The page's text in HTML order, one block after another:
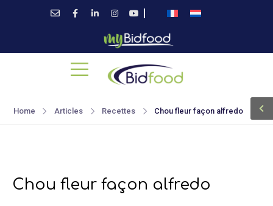
Home Articles Recettes Chou fleur façon alfredo
Chou fleur façon alfredo